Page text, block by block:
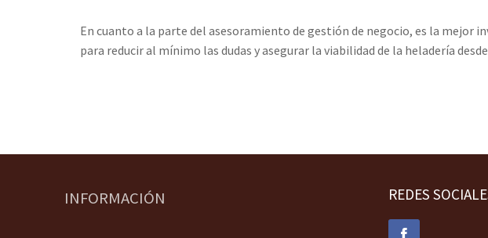
En cuanto a la parte del asesoramiento de gestión de negocio, es la mejor
para reducir al mínimo las dudas y asegurar la viabilidad de la heladería
INFORMACIÓN REDES